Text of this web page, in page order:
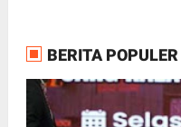
BERITA POPULER